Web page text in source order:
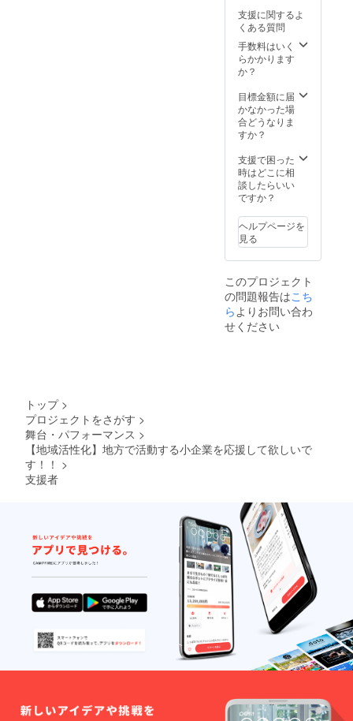
支援に関するよ
くある質問
手数料はいく
らかかります
か？
目標金額に届
かなかった場
合どうなりま
すか？
支援で困った
時はどこに相
談したらいい
ですか？
ヘルプページを
見る
このプロジェクト
の問題報告はこち
らよりお問い合わ
せください
トップ >
プロジェクトをさがす >
舞台・パフォーマンス >
【地域活性化】地方で活動する小企業を応援して欲しいで
す！！ >
支援者